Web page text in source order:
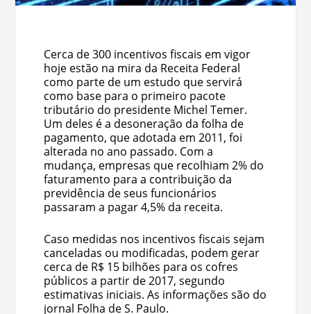
Cerca de 300 incentivos fiscais em vigor
hoje estão na mira da Receita Federal
como parte de um estudo que servirá
como base para o primeiro pacote
tributário do presidente Michel Temer.
Um deles é a desoneração da folha de
pagamento, que adotada em 2011, foi
alterada no ano passado. Com a
mudança, empresas que recolhiam 2% do
faturamento para a contribuição da
previdência de seus funcionários
passaram a pagar 4,5% da receita.
Caso medidas nos incentivos fiscais sejam
canceladas ou modificadas, podem gerar
cerca de R$ 15 bilhões para os cofres
públicos a partir de 2017, segundo
estimativas iniciais. As informações são do
jornal Folha de S. Paulo.